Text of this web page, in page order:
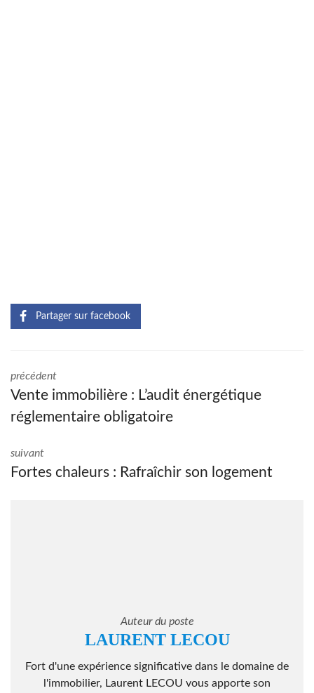
Partager sur facebook
précédent
Vente immobilière : L’audit énergétique
réglementaire obligatoire
suivant
Fortes chaleurs : Rafraîchir son logement
Auteur du poste
LAURENT LECOU
Fort d'une expérience significative dans le domaine de
l'immobilier, Laurent LECOU vous apporte son